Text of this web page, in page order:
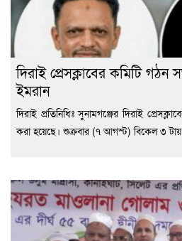
দিরাই প্রেসক্লাবের কমিটি গঠন
ইমরান
দিরাই প্রতিনিধিঃ সুনামগঞ্জের দিরাই
করা হয়েছে। শুক্রবার (৭ আগস্ট) বিকেল ৩